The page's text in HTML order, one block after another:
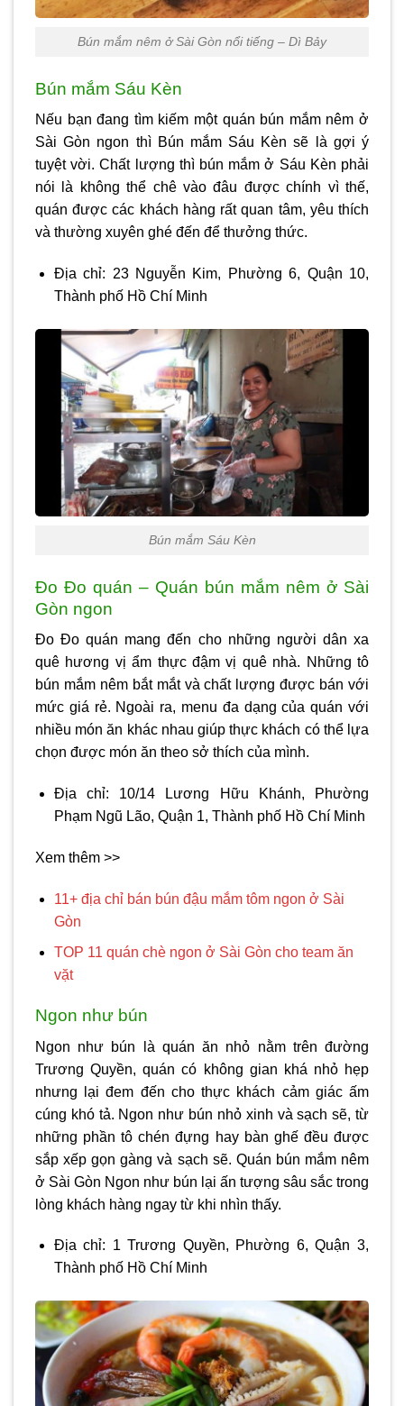
Bún mắm nêm ở Sài Gòn nổi tiếng – Dì Bảy
Bún mắm Sáu Kèn
Nếu bạn đang tìm kiếm một quán bún mắm nêm ở
Sài Gòn ngon thì Bún mắm Sáu Kèn sẽ là gợi ý
tuyệt vời. Chất lượng thì bún mắm ở Sáu Kèn phải
nói là không thể chê vào đâu được chính vì thế,
quán được các khách hàng rất quan tâm, yêu thích
và thường xuyên ghé đến để thưởng thức.
Địa chỉ: 23 Nguyễn Kim, Phường 6, Quận 10,
Thành phố Hồ Chí Minh
Bún mắm Sáu Kèn
Đo Đo quán – Quán bún mắm nêm ở Sài
Gòn ngon
Đo Đo quán mang đến cho những người dân xa
quê hương vị ẩm thực đậm vị quê nhà. Những tô
bún mắm nêm bắt mắt và chất lượng được bán với
mức giá rẻ. Ngoài ra, menu đa dạng của quán với
nhiều món ăn khác nhau giúp thực khách có thể lựa
chọn được món ăn theo sở thích của mình.
Địa chỉ: 10/14 Lương Hữu Khánh, Phường
Phạm Ngũ Lão, Quận 1, Thành phố Hồ Chí Minh
Xem thêm >>
11+ địa chỉ bán bún đậu mắm tôm ngon ở Sài
Gòn
TOP 11 quán chè ngon ở Sài Gòn cho team ăn
vặt
Ngon như bún
Ngon như bún là quán ăn nhỏ nằm trên đường
Trương Quyền, quán có không gian khá nhỏ hẹp
nhưng lại đem đến cho thực khách cảm giác ấm
cúng khó tả. Ngon như bún nhỏ xinh và sạch sẽ, từ
những phần tô chén đựng hay bàn ghế đều được
sắp xếp gọn gàng và sạch sẽ. Quán bún mắm nêm
ở Sài Gòn Ngon như bún lại ấn tượng sâu sắc trong
lòng khách hàng ngay từ khi nhìn thấy.
Địa chỉ: 1 Trương Quyền, Phường 6, Quận 3,
Thành phố Hồ Chí Minh